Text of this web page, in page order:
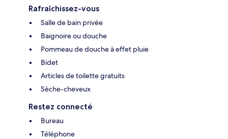
Rafraîchissez-vous
Salle de bain privée
Baignoire ou douche
Pommeau de douche à effet pluie
Bidet
Articles de toilette gratuits
Sèche-cheveux
Restez connecté
Bureau
Téléphone